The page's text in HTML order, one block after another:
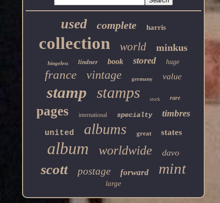
used complete harris
collection world minkus
hingeless lindner book stored huge
france vintage germany value
stamp stamps stock rare
pages international specialty timbres
united albums great states
album worldwide davo
scott postage forward mint
large